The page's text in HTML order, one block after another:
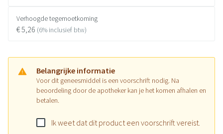
Verhoogde tegemoetkoming
€ 5,26 (6% inclusief btw)
Belangrijke informatie
Voor dit geneesmiddel is een voorschrift nodig. Na
beoordeling door de apotheker kan je het komen afhalen en
betalen.
Ik weet dat dit product een voorschrift vereist.